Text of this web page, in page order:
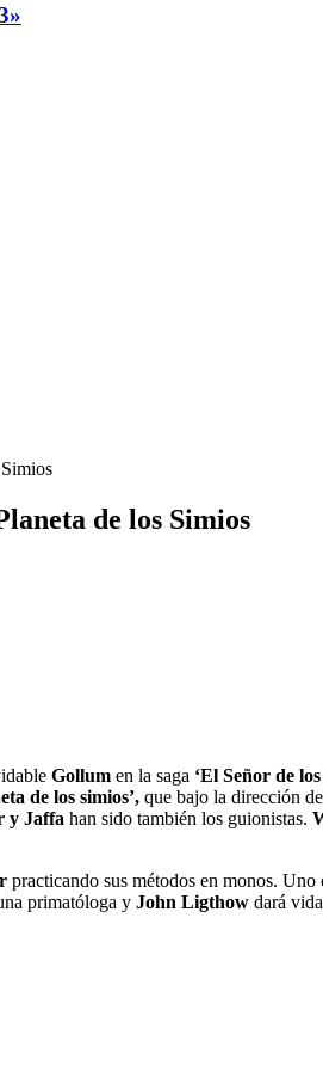
de los Simios
Gollum en la saga ‘El Señor de
de los simios’, que bajo la dirección de
y Jaffa han sido también los guionistas.
practicando sus métodos en monos. Uno
primatóloga y John Ligthow dará